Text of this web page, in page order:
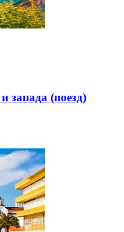
запада (поезд)